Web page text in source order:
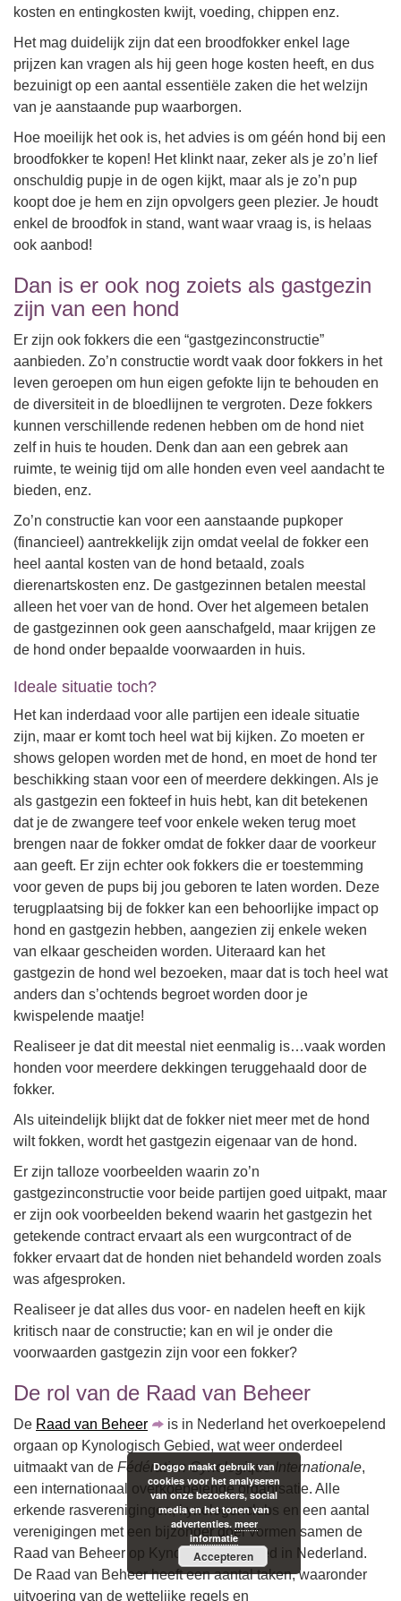
kosten en entingkosten kwijt, voeding, chippen enz.
Het mag duidelijk zijn dat een broodfokker enkel lage
prijzen kan vragen als hij geen hoge kosten heeft, en dus
bezuinigt op een aantal essentiële zaken die het welzijn
van je aanstaande pup waarborgen.
Hoe moeilijk het ook is, het advies is om géén hond bij een
broodfokker te kopen! Het klinkt naar, zeker als je zo’n lief
onschuldig pupje in de ogen kijkt, maar als je zo’n pup
koopt doe je hem en zijn opvolgers geen plezier. Je houdt
enkel de broodfok in stand, want waar vraag is, is helaas
ook aanbod!
Dan is er ook nog zoiets als gastgezin
zijn van een hond
Er zijn ook fokkers die een “gastgezinconstructie”
aanbieden. Zo’n constructie wordt vaak door fokkers in het
leven geroepen om hun eigen gefokte lijn te behouden en
de diversiteit in de bloedlijnen te vergroten. Deze fokkers
kunnen verschillende redenen hebben om de hond niet
zelf in huis te houden. Denk dan aan een gebrek aan
ruimte, te weinig tijd om alle honden even veel aandacht te
bieden, enz.
Zo’n constructie kan voor een aanstaande pupkoper
(financieel) aantrekkelijk zijn omdat veelal de fokker een
heel aantal kosten van de hond betaald, zoals
dierenartskosten enz. De gastgezinnen betalen meestal
alleen het voer van de hond. Over het algemeen betalen
de gastgezinnen ook geen aanschafgeld, maar krijgen ze
de hond onder bepaalde voorwaarden in huis.
Ideale situatie toch?
Het kan inderdaad voor alle partijen een ideale situatie
zijn, maar er komt toch heel wat bij kijken. Zo moeten er
shows gelopen worden met de hond, en moet de hond ter
beschikking staan voor een of meerdere dekkingen. Als je
als gastgezin een fokteef in huis hebt, kan dit betekenen
dat je de zwangere teef voor enkele weken terug moet
brengen naar de fokker omdat de fokker daar de voorkeur
aan geeft. Er zijn echter ook fokkers die er toestemming
voor geven de pups bij jou geboren te laten worden. Deze
terugplaatsing bij de fokker kan een behoorlijke impact op
hond en gastgezin hebben, aangezien zij enkele weken
van elkaar gescheiden worden. Uiteraard kan het
gastgezin de hond wel bezoeken, maar dat is toch heel wat
anders dan s’ochtends begroet worden door je
kwispelende maatje!
Realiseer je dat dit meestal niet eenmalig is…vaak worden
honden voor meerdere dekkingen teruggehaald door de
fokker.
Als uiteindelijk blijkt dat de fokker niet meer met de hond
wilt fokken, wordt het gastgezin eigenaar van de hond.
Er zijn talloze voorbeelden waarin zo’n
gastgezinconstructie voor beide partijen goed uitpakt, maar
er zijn ook voorbeelden bekend waarin het gastgezin het
getekende contract ervaart als een wurgcontract of de
fokker ervaart dat de honden niet behandeld worden zoals
was afgesproken.
Realiseer je dat alles dus voor- en nadelen heeft en kijk
kritisch naar de constructie; kan en wil je onder die
voorwaarden gastgezin zijn voor een fokker?
De rol van de Raad van Beheer
De Raad van Beheer
is in Nederland het overkoepelend
orgaan op Kynologisch Gebied, wat weer onderdeel
uitmaakt van de Fédération Cynologique Internationale,
een internationaal overkoepelende organisatie. Alle
erkende rasverenigingen, kynologenclubs en een aantal
verenigingen met een bijzonder doel vormen samen de
Raad van Beheer op Kynologisch Gebied in Nederland.
De Raad van Beheer heeft een aantal taken, waaronder
uitvoering van de wettelijke regels en
Doggo maakt gebruik van
cookies voor het analyseren
van onze bezoekers, social
media en het tonen van
advertenties. meer
informatie
Accepteren